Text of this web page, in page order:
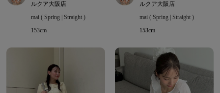
ルクア大阪店
mai ( Spring | Straight )
153cm
ルクア大阪店
mai ( Spring | Straight )
153cm